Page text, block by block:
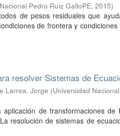
Pedro Ruiz GalloPE,2015)
de pesos residuales que
de frontera y
resolver Sistemas de
Larrea, Jorge (Universidad
de transformaciones de
resolución de sistemas de